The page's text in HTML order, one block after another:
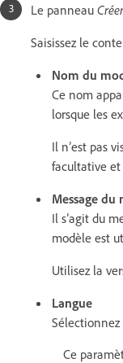
Le panneau Créer
Saisissez le
Nom du
Ce nom
lorsque les
Il n’est pas
facultative et
Message du
Il s’agit du
modèle est
Utilisez la
Langue
Ce